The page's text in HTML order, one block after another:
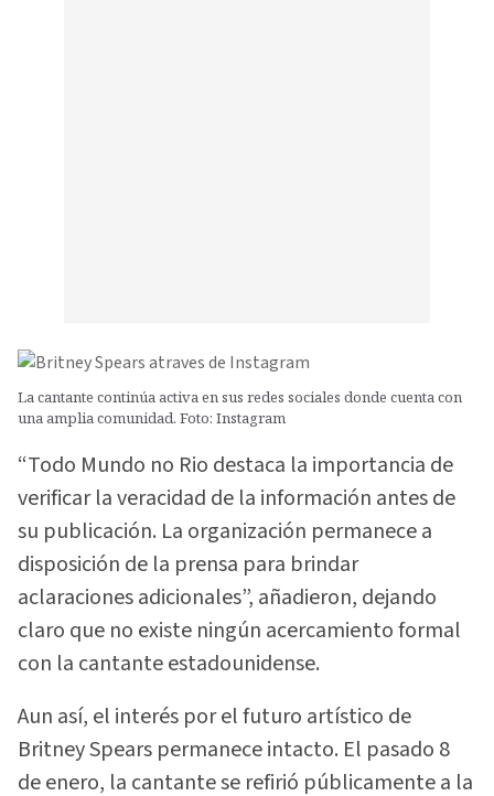
La cantante continúa activa en sus redes sociales donde cuenta con
una amplia comunidad. Foto: Instagram
“Todo Mundo no Rio destaca la importancia de
verificar la veracidad de la información antes de
su publicación. La organización permanece a
disposición de la prensa para brindar
aclaraciones adicionales”, añadieron, dejando
claro que no existe ningún acercamiento formal
con la cantante estadounidense.
Aun así, el interés por el futuro artístico de
Britney Spears permanece intacto. El pasado 8
de enero, la cantante se refirió públicamente a la